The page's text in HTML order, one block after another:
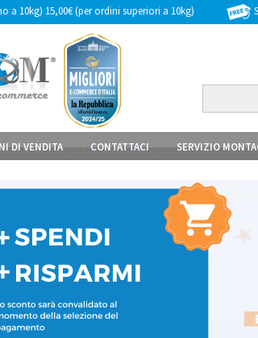
a 10kg) 15,00€ (per ordini superiori a 10kg)
DI VENDITA CONTATTACI SERVIZIO